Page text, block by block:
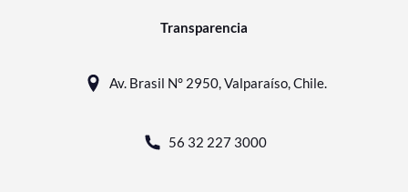
Transparencia
Av. Brasil N° 2950, Valparaíso, Chile.
56 32 227 3000